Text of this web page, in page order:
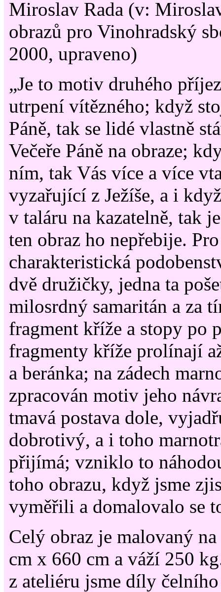
Miroslav Rada (v:
obrazů pro Vinohradský
2000, upraveno)
„Je to motiv druhého
utrpení vítězného; když
Páně, tak se lidé vlastně
Večeře Páně na obraze;
ním, tak Vás více a více
vyzařující z Ježíše, a i
v taláru na kazatelně, tak
ten obraz ho nepřebije.
charakteristická
dvě družičky, jedna ta
milosrdný samaritán a za
fragment kříže a stopy po
fragmenty kříže prolínají
a beránka; na zádech
zpracován motiv jeho
tmavá postava dole,
dobrotivý, a i toho
přijímá; vzniklo to
toho obrazu, když jsme
vyměřili a domalovalo se
Celý obraz je malovaný
cm x 660 cm a váží 250
z ateliéru jsme díly